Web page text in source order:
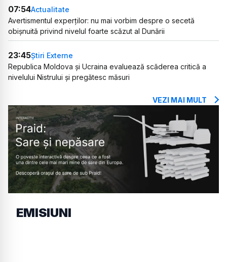
07:54Actualitate
Avertismentul experților: nu mai vorbim despre o secetă
obișnuită privind nivelul foarte scăzut al Dunării
23:45Știri Externe
Republica Moldova și Ucraina evaluează scăderea critică a
nivelului Nistrului și pregătesc măsuri
VEZI MAI MULT
EMISIUNI